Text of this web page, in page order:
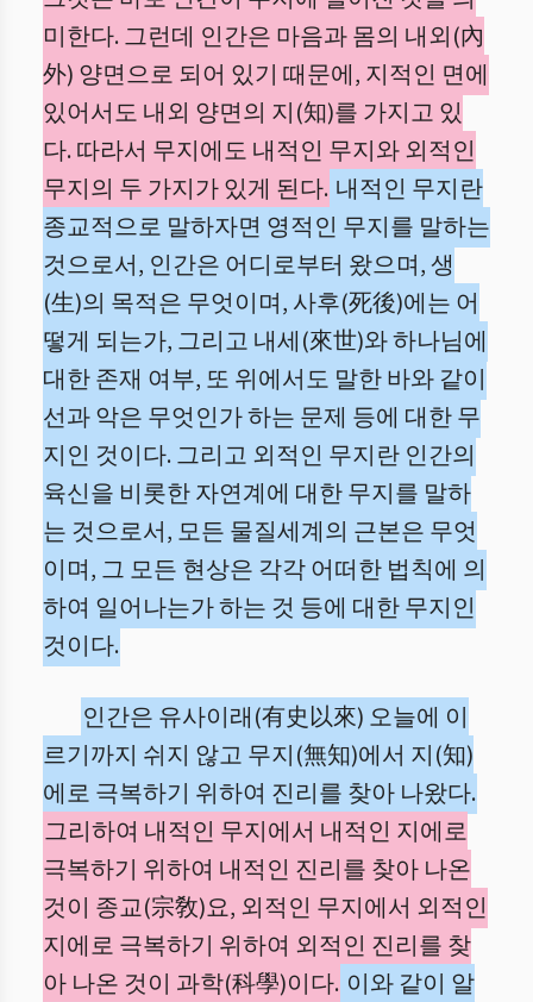
미한다. 그런데 인간은 마음과 몸의 내외(內
外) 양면으로 되어 있기 때문에, 지적인 면에
있어서도 내외 양면의 지(知)를 가지고 있
다. 따라서 무지에도 내적인 무지와 외적인
무지의 두 가지가 있게 된다. 내적인 무지란
종교적으로 말하자면 영적인 무지를 말하는
것으로서, 인간은 어디로부터 왔으며, 생
(生)의 목적은 무엇이며, 사후(死後)에는 어
떻게 되는가, 그리고 내세(來世)와 하나님에
대한 존재 여부, 또 위에서도 말한 바와 같이
선과 악은 무엇인가 하는 문제 등에 대한 무
지인 것이다. 그리고 외적인 무지란 인간의
육신을 비롯한 자연계에 대한 무지를 말하
는 것으로서, 모든 물질세계의 근본은 무엇
이며, 그 모든 현상은 각각 어떠한 법칙에 의
하여 일어나는가 하는 것 등에 대한 무지인
것이다.
인간은 유사이래(有史以來) 오늘에 이
르기까지 쉬지 않고 무지(無知)에서 지(知)
에로 극복하기 위하여 진리를 찾아 나왔다.
그리하여 내적인 무지에서 내적인 지에로
극복하기 위하여 내적인 진리를 찾아 나온
것이 종교(宗敎)요, 외적인 무지에서 외적인
지에로 극복하기 위하여 외적인 진리를 찾
아 나온 것이 과학(科學)이다. 이와 같이 알